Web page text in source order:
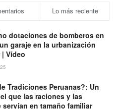
Lo más reciente
dotaciones de bomberos en
garaje en la urbanización
Vídeo
Tradiciones Peruanas?: Un
que las raciones y las
en tamaño familiar